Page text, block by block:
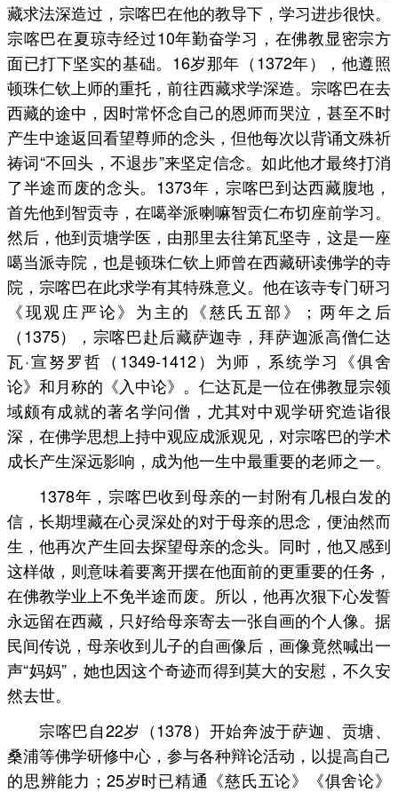
藏求法深造过，宗喀巴在他的教导下，学习进步很快。
宗喀巴在夏琼寺经过10年勤奋学习，在佛教显密宗方
面已打下坚实的基础。16岁那年（1372年），他遵照
顿珠仁钦上师的重托，前往西藏求学深造。宗喀巴在去
西藏的途中，因时常怀念自己的恩师而哭泣，甚至不时
产生中途返回看望尊师的念头，但他每次以背诵文殊祈
祷词“不回头，不退步”来坚定信念。如此他才最终打消
了半途而废的念头。1373年，宗喀巴到达西藏腹地，
首先他到智贡寺，在噶举派喇嘛智贡仁布切座前学习。
然后，他到贡塘学医，由那里去往第瓦坚寺，这是一座
噶当派寺院，也是顿珠仁钦上师曾在西藏研读佛学的寺
院，宗喀巴在此求学有其特殊意义。他在该寺专门研习
《现观庄严论》为主的《慈氏五部》；两年之后
（1375），宗喀巴赴后藏萨迦寺，拜萨迦派高僧仁达
瓦·宣努罗哲（1349-1412）为师，系统学习《俱舍
论》和月称的《入中论》。仁达瓦是一位在佛教显宗领
域颇有成就的著名学问僧，尤其对中观学研究造诣很
深，在佛学思想上持中观应成派观见，对宗喀巴的学术
成长产生深远影响，成为他一生中最重要的老师之一。
1378年，宗喀巴收到母亲的一封附有几根白发的
信，长期埋藏在心灵深处的对于母亲的思念，便油然而
生，他再次产生回去探望母亲的念头。同时，他又感到
这样做，则意味着要离开摆在他面前的更重要的任务，
在佛教学业上不免半途而废。所以，他再次狠下心发誓
永远留在西藏，只好给母亲寄去一张自画的个人像。据
民间传说，母亲收到儿子的自画像后，画像竟然喊出一
声“妈妈”，她也因这个奇迹而得到莫大的安慰，不久安
然去世。
宗喀巴自22岁（1378）开始奔波于萨迦、贡塘、
桑浦等佛学研修中心，参与各种辩论活动，以提高自己
的思辨能力；25岁时已精通《慈氏五论》《俱舍论》